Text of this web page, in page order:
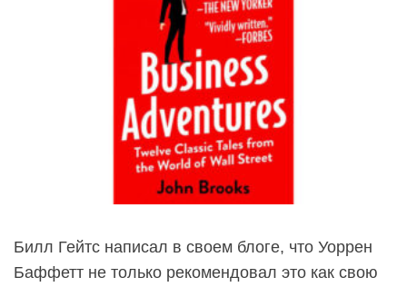
Билл Гейтс написал в своем блоге, что Уоррен
Баффетт не только рекомендовал это как свою